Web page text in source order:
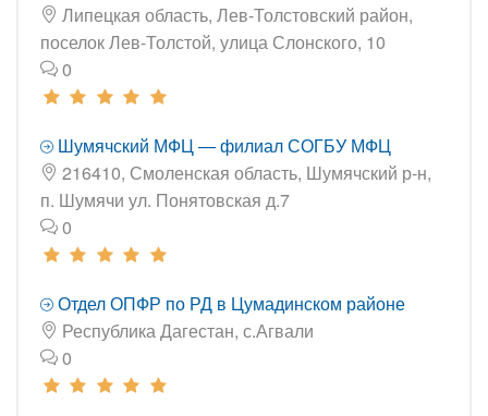
Липецкая область, Лев-Толстовский район,
поселок Лев-Толстой, улица Слонского, 10
0
Шумячский МФЦ — филиал СОГБУ МФЦ
216410, Смоленская область, Шумячский р-н,
п. Шумячи ул. Понятовская д.7
0
Отдел ОПФР по РД в Цумадинском районе
Республика Дагестан, с.Агвали
0